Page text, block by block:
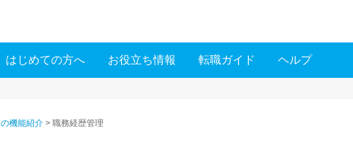
はじめての方へ お役立ち情報 転職ガイド ヘルプ
機能紹介 > 職務経歴管理